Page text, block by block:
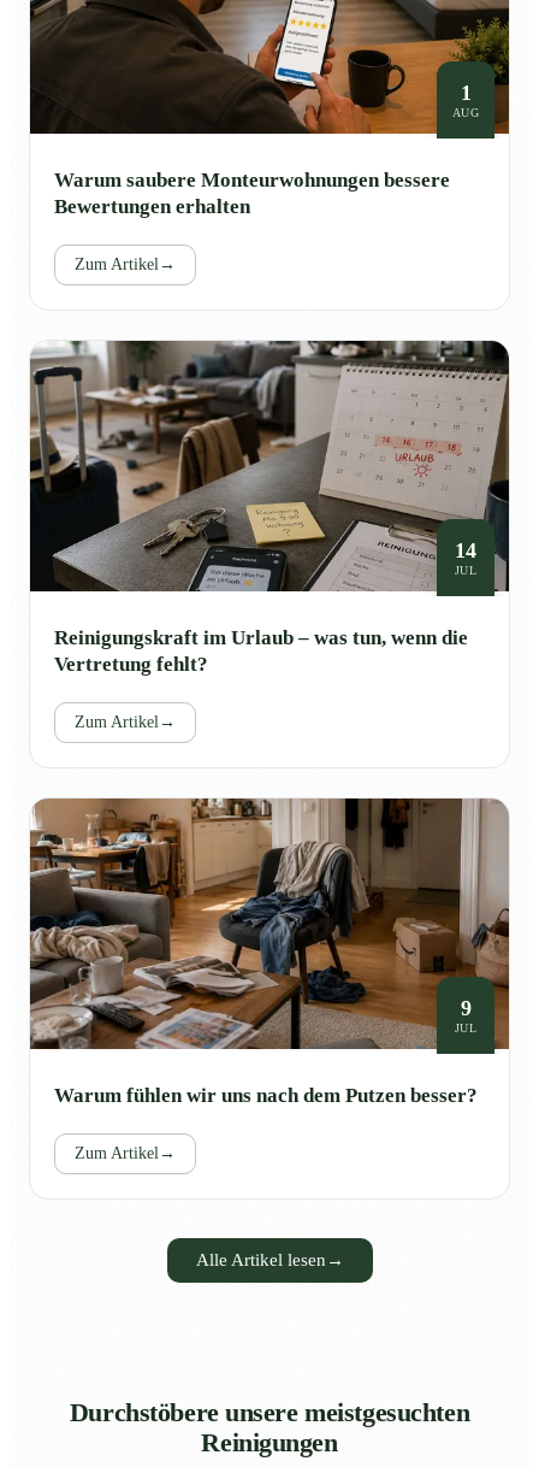
1
AUG
Warum saubere Monteurwohnungen bessere
Bewertungen erhalten
Zum Artikel→
14
JUL
Reinigungskraft im Urlaub – was tun, wenn die
Vertretung fehlt?
Zum Artikel→
9
JUL
Warum fühlen wir uns nach dem Putzen besser?
Zum Artikel→
Alle Artikel lesen →
Durchstöbere unsere meistgesuchten
Reinigungen